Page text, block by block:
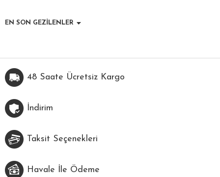
EN SON GEZİLENLER
48 Saate Ücretsiz Kargo
İndirim
Taksit Seçenekleri
Havale İle Ödeme